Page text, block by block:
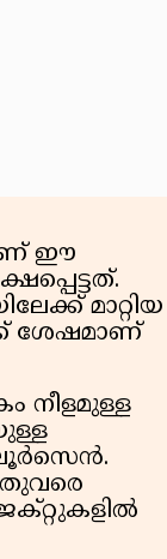
ഈ
മാറ്റിയ
ശേഷമാണ്
നീളമുള്ള